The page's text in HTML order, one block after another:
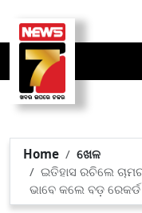
Home
ଖେଳ
ଇତିହାସ ରଚିଲେ
ଭାବେ କଲେ ବଡ଼ ରେକର୍ଡ